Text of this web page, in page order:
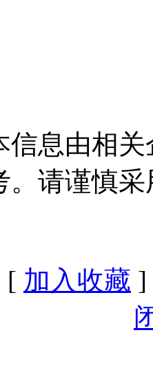
信息由相
。请谨慎
[ 加入收藏